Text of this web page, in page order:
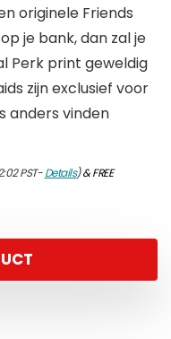
originele Friends
je bank, dan zal je
Perk print geweldig
zijn exclusief voor
anders vinden
PST-Details)&FREE